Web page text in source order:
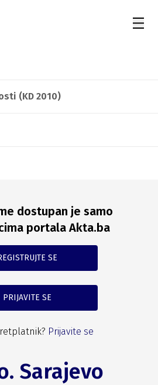
(KD 2010)
dostupan je samo
portala Akta.ba
SE
PRIJAVITE SE
Prijavite se
Sarajevo